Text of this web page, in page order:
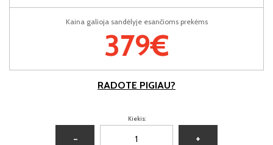
Kaina galioja sandėlyje esančioms prekėms
379€
RADOTE PIGIAU?
Kiekis:
− +